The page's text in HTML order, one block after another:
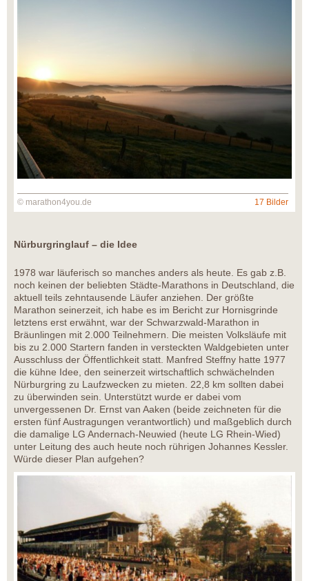
© marathon4you.de 17 Bilder
Nürburgringlauf – die Idee
1978 war läuferisch so manches anders als heute. Es gab z.B.
noch keinen der beliebten Städte-Marathons in Deutschland, die
aktuell teils zehntausende Läufer anziehen. Der größte
Marathon seinerzeit, ich habe es im Bericht zur Hornisgrinde
letztens erst erwähnt, war der Schwarzwald-Marathon in
Bräunlingen mit 2.000 Teilnehmern. Die meisten Volksläufe mit
bis zu 2.000 Startern fanden in versteckten Waldgebieten unter
Ausschluss der Öffentlichkeit statt. Manfred Steffny hatte 1977
die kühne Idee, den seinerzeit wirtschaftlich schwächelnden
Nürburgring zu Laufzwecken zu mieten. 22,8 km sollten dabei
zu überwinden sein. Unterstützt wurde er dabei vom
unvergessenen Dr. Ernst van Aaken (beide zeichneten für die
ersten fünf Austragungen verantwortlich) und maßgeblich durch
die damalige LG Andernach-Neuwied (heute LG Rhein-Wied)
unter Leitung des auch heute noch rührigen Johannes Kessler.
Würde dieser Plan aufgehen?